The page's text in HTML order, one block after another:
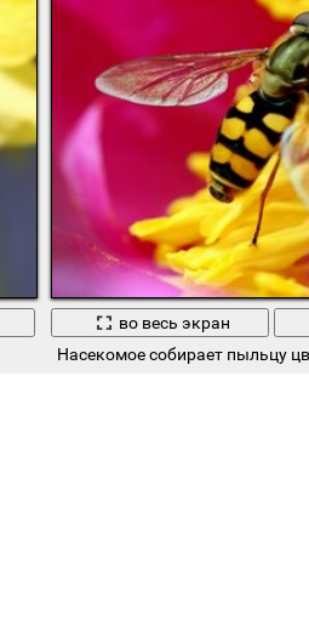
во весь экран
Насекомое собирает пыльцу